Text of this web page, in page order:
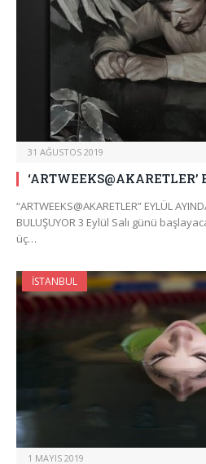
31 AĞUSTOS 2019
‘ARTWEEKS@AKARETLER’
“ARTWEEKS@AKARETLER” EYLÜL
BULUŞUYOR 3 Eylül Salı günü
üç…
İSTANBUL
1 MAYIS 2019